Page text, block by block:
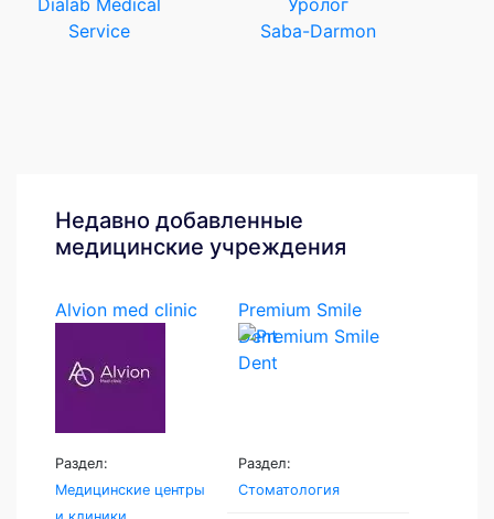
Service
Saba-Darmon
Недавно добавленные
медицинские учреждения
Alvion med clinic
Раздел:
Медицинские центры
Premium Smile
Dent
Раздел:
Стоматология